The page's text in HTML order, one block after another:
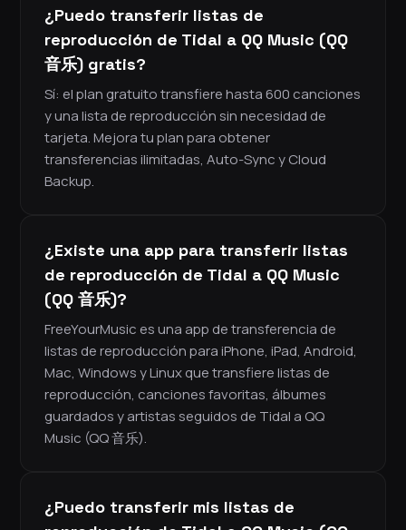
¿Puedo transferir listas de
reproducción de Tidal a QQ Music (QQ
音乐) gratis?
Sí: el plan gratuito transfiere hasta 600 canciones
y una lista de reproducción sin necesidad de
tarjeta. Mejora tu plan para obtener
transferencias ilimitadas, Auto-Sync y Cloud
Backup.
¿Existe una app para transferir listas
de reproducción de Tidal a QQ Music
(QQ 音乐)?
FreeYourMusic es una app de transferencia de
listas de reproducción para iPhone, iPad, Android,
Mac, Windows y Linux que transfiere listas de
reproducción, canciones favoritas, álbumes
guardados y artistas seguidos de Tidal a QQ
Music (QQ 音乐).
¿Puedo transferir mis listas de